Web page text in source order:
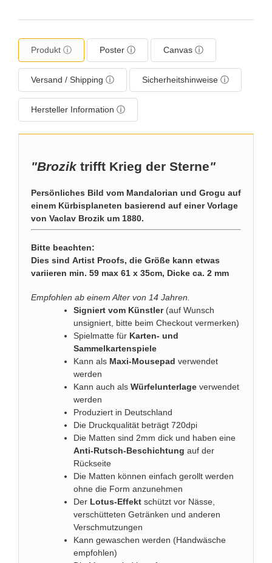
Produkt ⓘ Poster ⓘ Canvas ⓘ
Versand / Shipping ⓘ Sicherheitshinweise ⓘ
Hersteller Information ⓘ
"Broziktrifft Krieg der Sterne"
Persönliches Bild vom Mandalorian und Grogu auf
einem Kürbisplaneten basierend auf einer Vorlage
von Vaclav Brozik um 1880.
Bitte beachten:
Dies sind Artist Proofs, die Größe kann etwas
variieren min. 59 max 61 x 35cm, Dicke ca. 2 mm
Empfohlen ab einem Alter von 14 Jahren.
Signiert vom Künstler(auf Wunsch
unsigniert, bitte beim Checkout vermerken)
Spielmatte für Karten- und
Sammelkartenspiele
Kann als Maxi-Mousepad verwendet
werden
Kann auch als Würfelunterlage verwendet
werden
Produziert in Deutschland
Die Druckqualität beträgt 720dpi
Die Matten sind 2mm dick und haben eine
Anti-Rutsch-Beschichtung auf der
Rückseite
Die Matten können einfach gerollt werden
ohne die Form anzunehmen
Der Lotus-Effekt schützt vor Nässe,
verschütteten Getränken und anderen
Verschmutzungen
Kann gewaschen werden (Handwäsche
empfohlen)